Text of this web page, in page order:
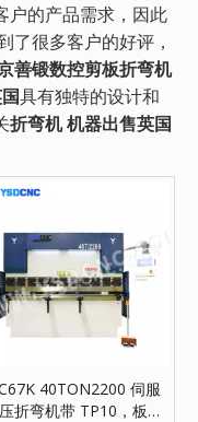
户的产品需求，因此
了很多客户的好评，
善锻数控剪板折弯机
具有独特的设计和
折弯机 机器出售英国
40TON2200 伺服
折弯机带 TP10，板材